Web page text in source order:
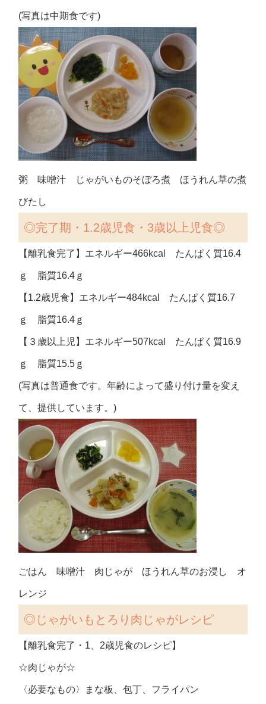
(写真は中期食です)
粥 味噌汁 じゃがいものそぼろ煮 ほうれん草の煮
びたし
◎完了期・1.2歳児食・3歳以上児食◎
【離乳食完了】エネルギー466kcal たんぱく質16.4
ｇ 脂質16.4ｇ
【1.2歳児食】エネルギー484kcal たんぱく質16.7
ｇ 脂質16.4ｇ
【３歳以上児】エネルギー507kcal たんぱく質16.9
ｇ 脂質15.5ｇ
(写真は普通食です。年齢によって盛り付け量を変え
て、提供しています。)
ごはん 味噌汁 肉じゃが ほうれん草のお浸し オ
レンジ
◎ じゃがいもとろり肉じゃがレシピ
【離乳食完了・1、2歳児食のレシピ】
☆肉じゃが☆
〈必要なもの〉まな板、包丁、フライパン